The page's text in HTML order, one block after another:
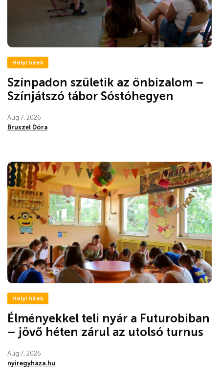
Helyi hírek
Színpadon születik az önbizalom –
Színjátszó tábor Sóstóhegyen
Aug 7, 2026
Bruszel Dóra
Helyi hírek
Élményekkel teli nyár a Futurobiban
– jövő héten zárul az utolsó turnus
Aug 7, 2026
nyiregyhaza.hu